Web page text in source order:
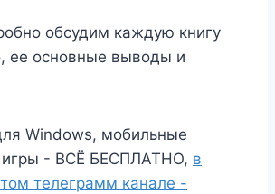
обсудим каждую книгу
ее основные выводы и
Windows, мобильные
игры - ВСЁ БЕСПЛАТНО, в
телеграмм канале -